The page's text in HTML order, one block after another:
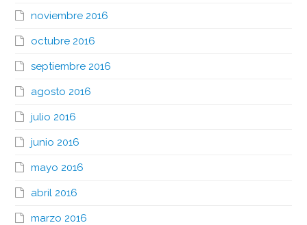
noviembre 2016
octubre 2016
septiembre 2016
agosto 2016
julio 2016
junio 2016
mayo 2016
abril 2016
marzo 2016